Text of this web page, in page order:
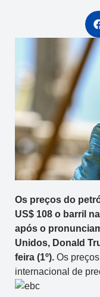
Os preços do
US$ 108 o barril
após o
Unidos, Donald
feira (1º). Os
internacional de